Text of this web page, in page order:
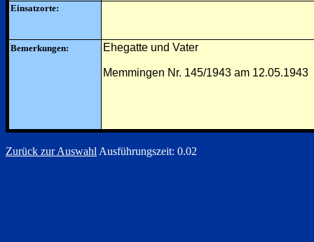
Einsatzorte:
Bemerkungen: Ehegatte und Vater
Memmingen Nr. 145/1943 am 12.05.1943
Zurück zur Auswahl Ausführungszeit: 0.02